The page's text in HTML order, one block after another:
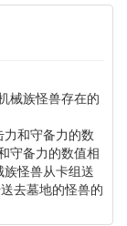
械族怪兽存在的
和守备力的数
守备力的数值相
怪兽从卡组送
去墓地的怪兽的